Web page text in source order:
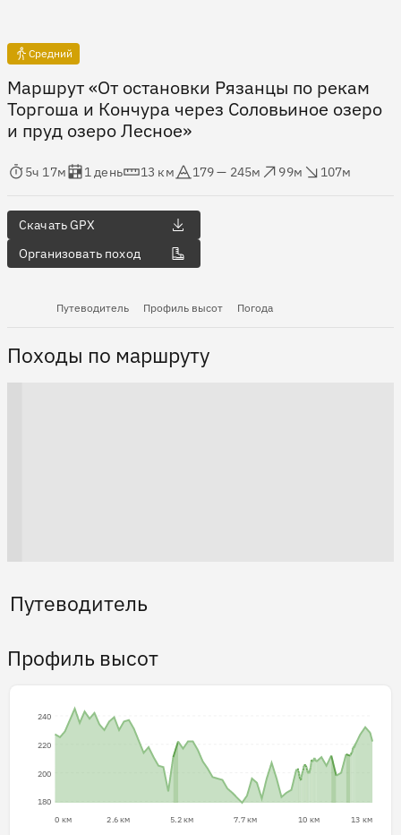
Средний
Маршрут «От остановки Рязанцы по рекам
Торгоша и Кончура через Соловьиное озеро
и пруд озеро Лесное»
в пути
5ч 17м
Оценка в днях
1 день
Дистанция
13 км
Абсолютная высота
179 — 245м
99м
107м
Скачать GPX
Организовать поход
Путеводитель Профиль высот Погода
Походы по маршруту
Путеводитель
Профиль высот
180
200
220
240
0 км 2.6 км 5.2 км 7.7 км 10 км 13 км